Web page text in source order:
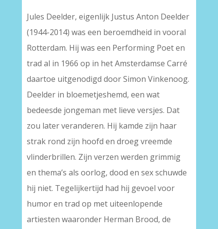
Jules Deelder, eigenlijk Justus Anton Deelder
(1944-2014) was een beroemdheid in vooral
Rotterdam. Hij was een Performing Poet en
trad al in 1966 op in het Amsterdamse Carré
daartoe uitgenodigd door Simon Vinkenoog.
Deelder in bloemetjeshemd, een wat
bedeesde jongeman met lieve versjes. Dat
zou later veranderen. Hij kamde zijn haar
strak rond zijn hoofd en droeg vreemde
vlinderbrillen. Zijn verzen werden grimmig
en thema’s als oorlog, dood en sex schuwde
hij niet. Tegelijkertijd had hij gevoel voor
humor en trad op met uiteenlopende
artiesten waaronder Herman Brood, de